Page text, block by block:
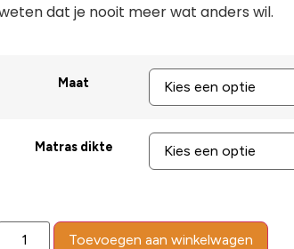
dat je nooit meer wat anders wil.
Maat
Matras dikte
Toevoegen aan winkelwagen